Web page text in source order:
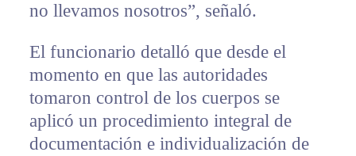
no llevamos nosotros”, señaló.
El funcionario detalló que desde el
momento en que las autoridades
tomaron control de los cuerpos se
aplicó un procedimiento integral de
documentación e individualización de